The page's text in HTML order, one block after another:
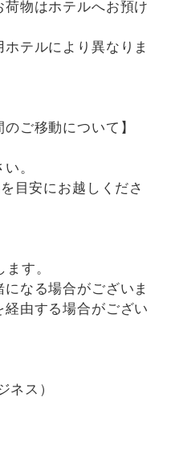
物はホテルへお預け
テルにより異なりま
ご移動について】
。
目安にお越しくださ
す。
なる場合がございま
由する場合がござい
ネス）